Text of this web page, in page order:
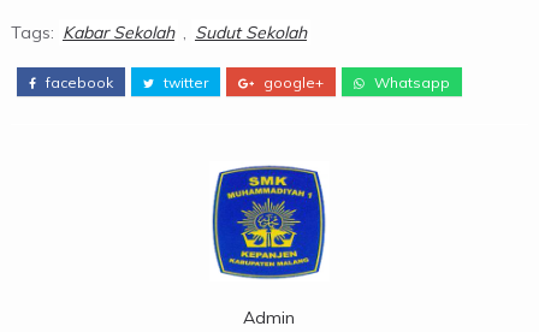
Tags: Kabar Sekolah , Sudut Sekolah
facebook twitter google+ Whatsapp
Admin